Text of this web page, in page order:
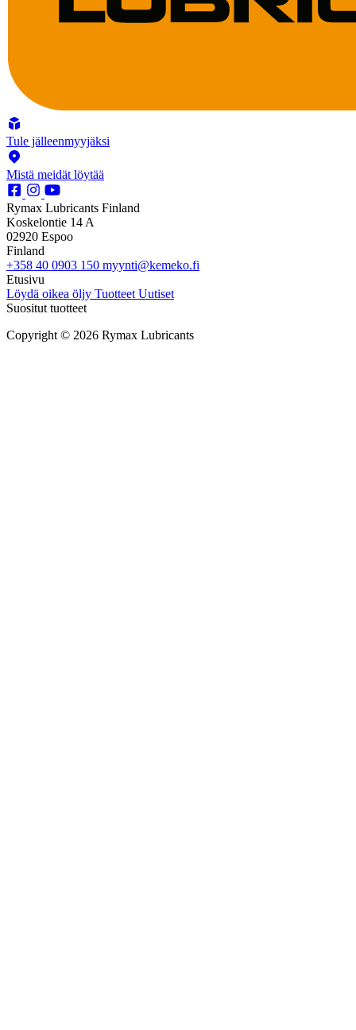
Tule jälleenmyyjäksi
Mistä meidät löytää
Rymax Lubricants Finland
Koskelontie 14 A
02920 Espoo
Finland
+358 40 0903 150 myynti@kemeko.fi
Etusivu
Löydä oikea öljy Tuotteet Uutiset
Suositut tuotteet
Copyright © 2026 Rymax Lubricants